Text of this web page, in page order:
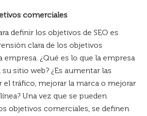
comerciales
definir los objetivos de SEO es
clara de los objetivos
empresa. ¿Qué es lo que la empresa
sitio web? ¿Es aumentar las
el tráfico, mejorar la marca o mejorar
Una vez que se pueden
objetivos comerciales, se definen